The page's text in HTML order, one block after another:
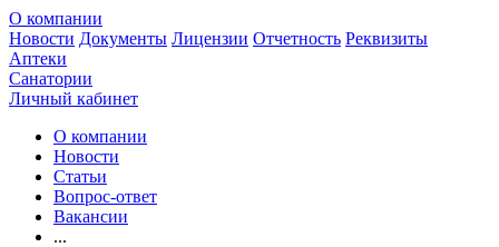
О компании
Новости Документы Лицензии Отчетность Реквизиты
Аптеки
Санатории
Личный кабинет
О компании
Новости
Статьи
Вопрос-ответ
Вакансии
...